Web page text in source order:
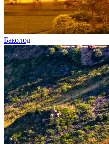
Баколод